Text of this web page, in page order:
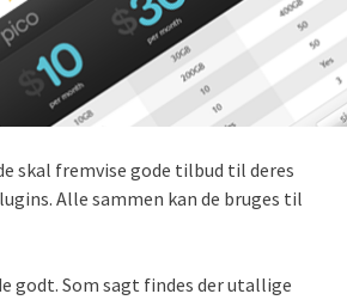
skal fremvise gode tilbud til deres
Alle sammen kan de bruges til
godt. Som sagt findes der utallige